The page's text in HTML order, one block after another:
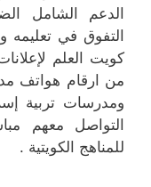
الدعم الشامل
التفوق في تعليمه
كويت العلم
من ارقام هواتف
ومدرسات تربية
التواصل معهم
للمناهج الكويتية .